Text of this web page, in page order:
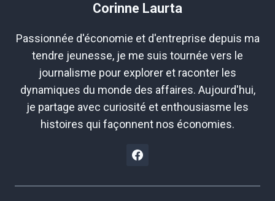
Corinne Laurta
Passionnée d'économie et d'entreprise depuis ma
tendre jeunesse, je me suis tournée vers le
journalisme pour explorer et raconter les
dynamiques du monde des affaires. Aujourd'hui,
je partage avec curiosité et enthousiasme les
histoires qui façonnent nos économies.